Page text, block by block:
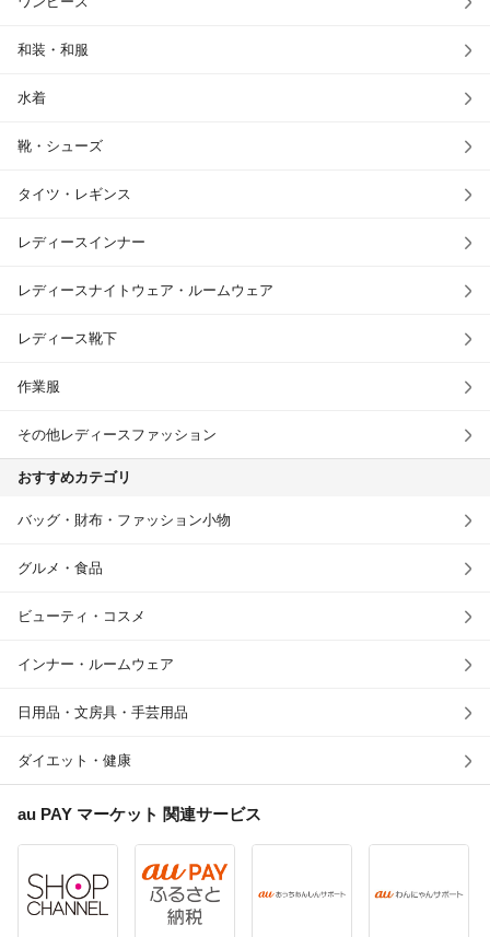
和装・和服
水着
靴・シューズ
タイツ・レギンス
レディースインナー
レディースナイトウェア・ルームウェア
レディース靴下
作業服
その他レディースファッション
おすすめカテゴリ
バッグ・財布・ファッション小物
グルメ・食品
ビューティ・コスメ
インナー・ルームウェア
日用品・文房具・手芸用品
ダイエット・健康
au PAY マーケット 関連サービス